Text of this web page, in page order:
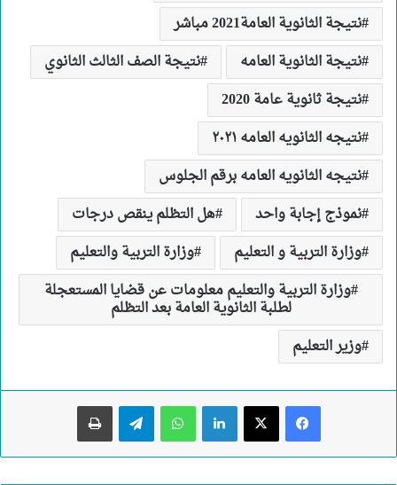
نتيجة الثانوية العامة2021 مباشر
نتيجة الثانوية العامه
نتيجة الصف الثالث الثانوي
نتيجة ثانوية عامة 2020
نتيجه الثانويه العامه ٢٠٢١
نتيجه الثانويه العامه برقم الجلوس
نموذج إجابة واحد
هل التظلم ينقص درجات
وزارة التربية و التعليم
وزارة التربية والتعليم
وزارة التربية والتعليم معلومات عن قضايا المستعجلة
لطلبة الثانوية العامة بعد التظلم
وزير التعليم
لينكدإن واتساب تيلقرام طباعة